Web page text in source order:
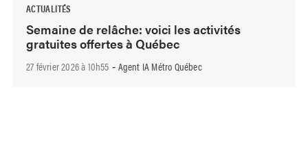
ACTUALITÉS
Semaine de relâche: voici les activités
gratuites offertes à Québec
27 février 2026 à 10h55 - Agent IA Métro Québec